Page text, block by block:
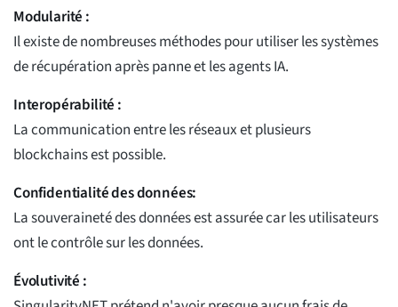
Modularité :
Il existe de nombreuses méthodes pour utiliser les systèmes
de récupération après panne et les agents IA.
Interopérabilité :
La communication entre les réseaux et plusieurs
blockchains est possible.
Confidentialité des données:
La souveraineté des données est assurée car les utilisateurs
ont le contrôle sur les données.
Évolutivité :